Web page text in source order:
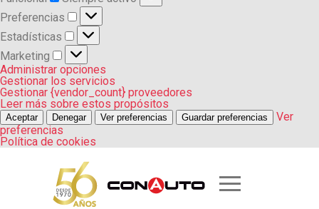
Preferencias
Preferencias
Estadísticas
Estadísticas
Marketing
Marketing
Administrar opciones
Gestionar los servicios
Gestionar {vendor_count} proveedores
Leer más sobre estos propósitos
Aceptar Denegar Ver preferencias Guardar preferencias
Ver
preferencias
Política de cookies